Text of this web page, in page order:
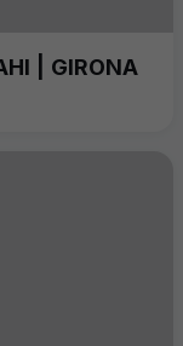
| GIRONA